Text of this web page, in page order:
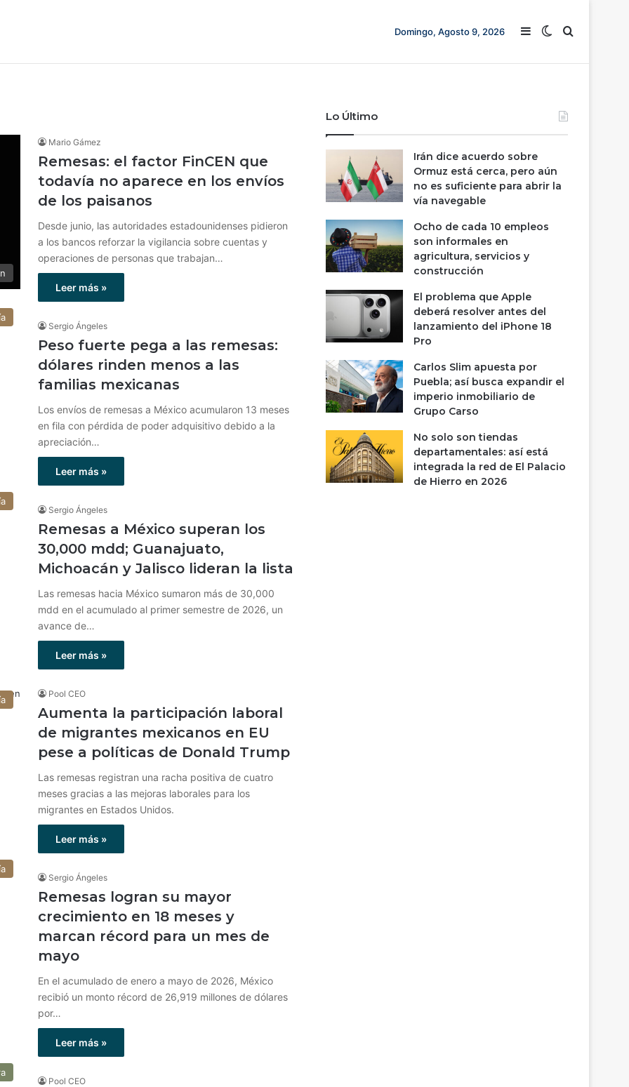
Domingo, Agosto 9, 2026 Barra lateral
Switch skin
Buscar
Mario Gámez
Remesas: el factor FinCEN que
todavía no aparece en los envíos
de los paisanos
Desde junio, las autoridades estadounidenses pidieron
a los bancos reforzar la vigilancia sobre cuentas y
operaciones de personas que trabajan…
Leer más »
Sergio Ángeles
Peso fuerte pega a las remesas:
dólares rinden menos a las
familias mexicanas
Los envíos de remesas a México acumularon 13 meses
en fila con pérdida de poder adquisitivo debido a la
apreciación…
Leer más »
Sergio Ángeles
Remesas a México superan los
30,000 mdd; Guanajuato,
Michoacán y Jalisco lideran la lista
Las remesas hacia México sumaron más de 30,000
mdd en el acumulado al primer semestre de 2026, un
avance de…
Leer más »
Pool CEO
Aumenta la participación laboral
de migrantes mexicanos en EU
pese a políticas de Donald Trump
Las remesas registran una racha positiva de cuatro
meses gracias a las mejoras laborales para los
migrantes en Estados Unidos.
Leer más »
Sergio Ángeles
Remesas logran su mayor
crecimiento en 18 meses y
marcan récord para un mes de
mayo
En el acumulado de enero a mayo de 2026, México
recibió un monto récord de 26,919 millones de dólares
por…
Leer más »
Pool CEO
Lo Último
Irán dice acuerdo sobre
Ormuz está cerca, pero aún
no es suficiente para abrir la
vía navegable
Ocho de cada 10 empleos
son informales en
agricultura, servicios y
construcción
El problema que Apple
deberá resolver antes del
lanzamiento del iPhone 18
Pro
Carlos Slim apuesta por
Puebla; así busca expandir el
imperio inmobiliario de
Grupo Carso
No solo son tiendas
departamentales: así está
integrada la red de El Palacio
de Hierro en 2026